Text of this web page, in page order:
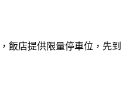
，飯店提供限量停車位，先到